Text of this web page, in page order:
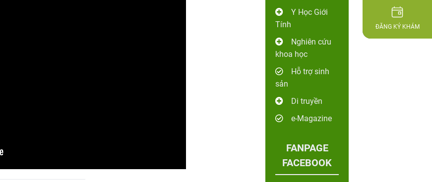
Y Học Giới
Tính
Nghiên cứu
khoa học
Hỗ trợ sinh
sản
Di truyền
e-Magazine
FANPAGE
FACEBOOK
ĐĂNG KÝ KHÁM